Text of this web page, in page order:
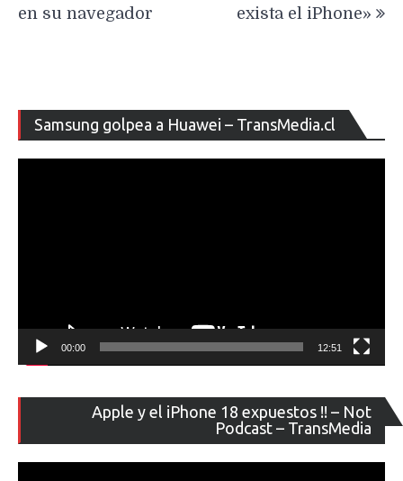
en su navegador
exista el iPhone»
Samsung golpea a Huawei – TransMedia.cl
de
00:00 12:51
Apple y el iPhone 18 expuestos !! – Not
Podcast – TransMedia
de